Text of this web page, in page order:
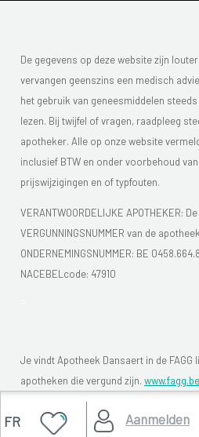
FR Aanmelden
De gegevens op deze website zijn
vervangen geenszins een medisch
het gebruik van geneesmiddelen
lezen. Bij twijfel of vragen, raadpleeg
apotheker. Alle op onze website
inclusief BTW en onder voorbehoud van
prijswijzigingen en of typfouten.
VERANTWOORDELIJKE APOTHEKER:
VERGUNNINGSNUMMER van de
ONDERNEMINGSNUMMER: BE
NACEBELcode: 47910
Je vindt Apotheek Dansaert in de FAGG
apotheken die vergund zijn. www.fagg.be
wettelikheid van de Belgische (online)
controleren.